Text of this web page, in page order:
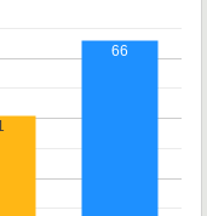
66